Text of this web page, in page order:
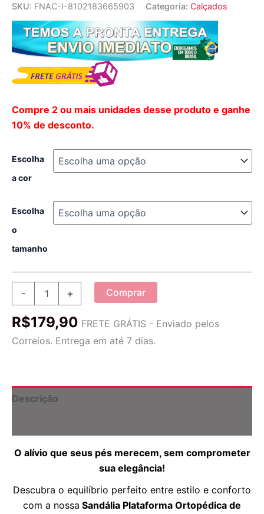
SKU: FNAC-I-8102183665903 Categoria: Calçados
Compre 2 ou mais unidades desse produto e ganhe
10% de desconto.
Escolha
a cor
Escolha
o
tamanho
-
Plataforma
de
|
+ Comprar
R$179,90 FRETE GRÁTIS - Enviado pelos
Correios. Entrega em até 7 dias.
Descrição
O alívio que seus pés merecem, sem comprometer
sua elegância!
Descubra o equilíbrio perfeito entre estilo e conforto
com a nossa Sandália Plataforma Ortopédica de